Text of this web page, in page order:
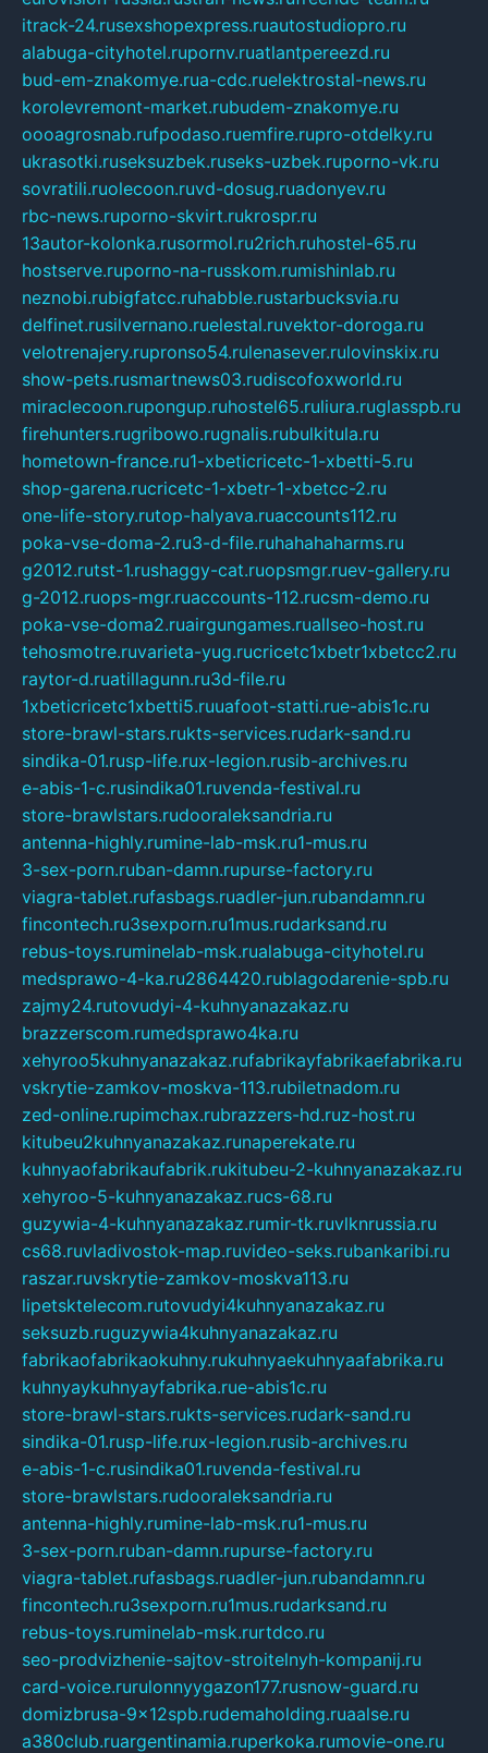
itrack-24.rusexshopexpress.ruautostudiopro.ru
alabuga-cityhotel.rupornv.ruatlantpereezd.ru
bud-em-znakomye.rua-cdc.ruelektrostal-news.ru
korolevremont-market.rubudem-znakomye.ru
oooagrosnab.rufpodaso.ruemfire.rupro-otdelky.ru
ukrasotki.ruseksuzbek.ruseks-uzbek.ruporno-vk.ru
sovratili.ruolecoon.ruvd-dosug.ruadonyev.ru
rbc-news.ruporno-skvirt.rukrospr.ru
13autor-kolonka.rusormol.ru2rich.ruhostel-65.ru
hostserve.ruporno-na-russkom.rumishinlab.ru
neznobi.rubigfatcc.ruhabble.rustarbucksvia.ru
delfinet.rusilvernano.ruelestal.ruvektor-doroga.ru
velotrenajery.rupronso54.rulenasever.rulovinskix.ru
show-pets.rusmartnews03.rudiscofoxworld.ru
miraclecoon.rupongup.ruhostel65.ruliura.ruglasspb.ru
firehunters.rugribowo.rugnalis.rubulkitula.ru
hometown-france.ru1-xbeticricetc-1-xbetti-5.ru
shop-garena.rucricetc-1-xbetr-1-xbetcc-2.ru
one-life-story.rutop-halyava.ruaccounts112.ru
poka-vse-doma-2.ru3-d-file.ruhahahaharms.ru
g2012.rutst-1.rushaggy-cat.ruopsmgr.ruev-gallery.ru
g-2012.ruops-mgr.ruaccounts-112.rucsm-demo.ru
poka-vse-doma2.ruairgungames.ruallseo-host.ru
tehosmotre.ruvarieta-yug.rucricetc1xbetr1xbetcc2.ru
raytor-d.ruatillagunn.ru3d-file.ru
1xbeticricetc1xbetti5.ruuafoot-statti.rue-abis1c.ru
store-brawl-stars.rukts-services.rudark-sand.ru
sindika-01.rusp-life.rux-legion.rusib-archives.ru
e-abis-1-c.rusindika01.ruvenda-festival.ru
store-brawlstars.rudooraleksandria.ru
antenna-highly.rumine-lab-msk.ru1-mus.ru
3-sex-porn.ruban-damn.rupurse-factory.ru
viagra-tablet.rufasbags.ruadler-jun.rubandamn.ru
fincontech.ru3sexporn.ru1mus.rudarksand.ru
rebus-toys.ruminelab-msk.rualabuga-cityhotel.ru
medsprawo-4-ka.ru2864420.rublagodarenie-spb.ru
zajmy24.rutovudyi-4-kuhnyanazakaz.ru
brazzerscom.rumedsprawo4ka.ru
xehyroo5kuhnyanazakaz.rufabrikayfabrikaefabrika.ru
vskrytie-zamkov-moskva-113.rubiletnadom.ru
zed-online.rupimchax.rubrazzers-hd.ruz-host.ru
kitubeu2kuhnyanazakaz.runaperekate.ru
kuhnyaofabrikaufabrik.rukitubeu-2-kuhnyanazakaz.ru
xehyroo-5-kuhnyanazakaz.rucs-68.ru
guzywia-4-kuhnyanazakaz.rumir-tk.ruvlknrussia.ru
cs68.ruvladivostok-map.ruvideo-seks.rubankaribi.ru
raszar.ruvskrytie-zamkov-moskva113.ru
lipetsktelecom.rutovudyi4kuhnyanazakaz.ru
seksuzb.ruguzywia4kuhnyanazakaz.ru
fabrikaofabrikaokuhny.rukuhnyaekuhnyaafabrika.ru
kuhnyaykuhnyayfabrika.rue-abis1c.ru
store-brawl-stars.rukts-services.rudark-sand.ru
sindika-01.rusp-life.rux-legion.rusib-archives.ru
e-abis-1-c.rusindika01.ruvenda-festival.ru
store-brawlstars.rudooraleksandria.ru
antenna-highly.rumine-lab-msk.ru1-mus.ru
3-sex-porn.ruban-damn.rupurse-factory.ru
viagra-tablet.rufasbags.ruadler-jun.rubandamn.ru
fincontech.ru3sexporn.ru1mus.rudarksand.ru
rebus-toys.ruminelab-msk.rurtdco.ru
seo-prodvizhenie-sajtov-stroitelnyh-kompanij.ru
card-voice.rurulonnyygazon177.rusnow-guard.ru
domizbrusa-9x12spb.rudemaholding.ruaalse.ru
a380club.ruargentinamia.ruperkoka.rumovie-one.ru